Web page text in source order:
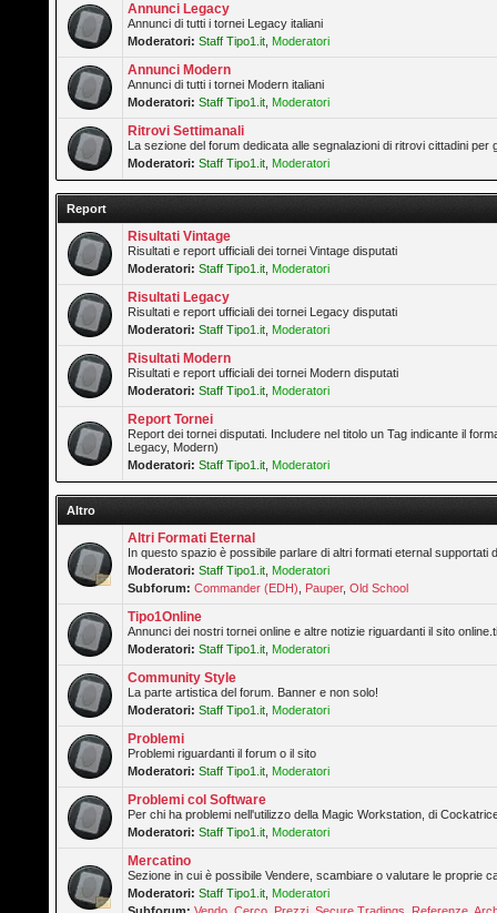
Annunci Legacy
Annunci di tutti i tornei Legacy italiani
Moderatori: Staff Tipo1.it Moderatori
Annunci Modern
Annunci di tutti i tornei Modern italiani
Moderatori: Staff Tipo1.it Moderatori
Ritrovi Settimanali
La sezione del forum dedicata alle segnalazioni di ritrovi cittadini per
Moderatori: Staff Tipo1.it Moderatori
Report
Risultati Vintage
Risultati e report ufficiali dei tornei Vintage disputati
Moderatori: Staff Tipo1.it Moderatori
Risultati Legacy
Risultati e report ufficiali dei tornei Legacy disputati
Moderatori: Staff Tipo1.it Moderatori
Risultati Modern
Risultati e report ufficiali dei tornei Modern disputati
Moderatori: Staff Tipo1.it Moderatori
Report Tornei
Report dei tornei disputati. Includere nel titolo un Tag indicante il
Legacy, Modern)
Moderatori: Staff Tipo1.it Moderatori
Altro
Altri Formati Eternal
In questo spazio è possibile parlare di altri formati eternal supportati
Moderatori: Staff Tipo1.it Moderatori
Subforum:Commander (EDH) Pauper,Old School
Tipo1Online
Annunci dei nostri tornei online e altre notizie riguardanti il sito
Moderatori: Staff Tipo1.it Moderatori
Community Style
La parte artistica del forum. Banner e non solo!
Moderatori: Staff Tipo1.it Moderatori
Problemi
Problemi riguardanti il forum o il sito
Moderatori: Staff Tipo1.it Moderatori
Problemi col Software
Per chi ha problemi nell'utilizzo della Magic Workstation, di
Moderatori: Staff Tipo1.it Moderatori
Mercatino
Sezione in cui è possibile Vendere, scambiare o valutare le proprie
Moderatori: Staff Tipo1.it Moderatori